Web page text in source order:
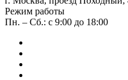
Режим работы
Пн. – Сб.: с 9:00 до 18:00